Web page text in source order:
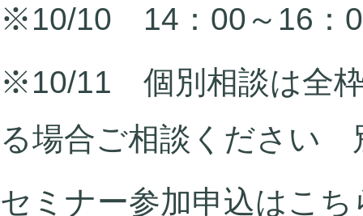
※10/10 14：00～16：
※10/11 個別相談は全枠
る場合ご相談ください
セミナー参加申込はこち